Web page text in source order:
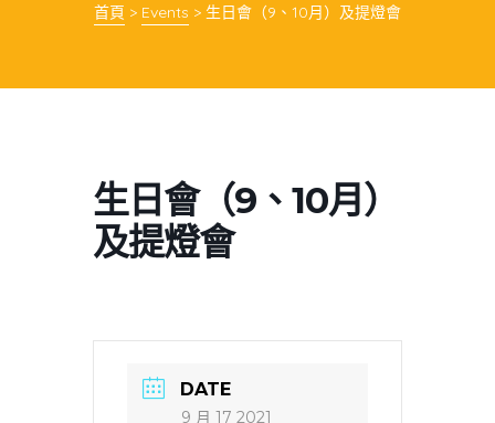
首頁 > Events > 生日會（9、10月）及提燈會
生日會（9、10月）
及提燈會
DATE
9 月 17 2021